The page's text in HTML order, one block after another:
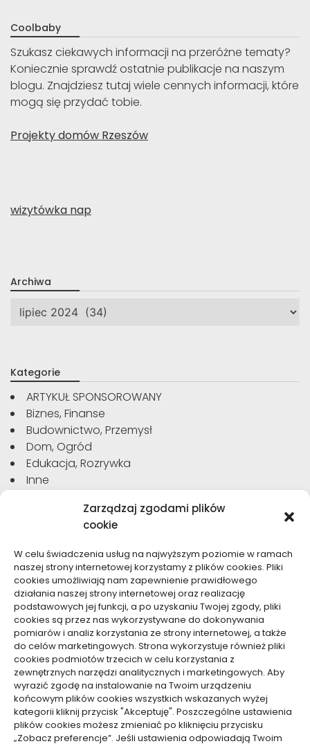
Zarządzaj zgodami plików
cookie
W celu świadczenia usług na najwyższym poziomie w ramach
naszej strony internetowej korzystamy z plików cookies. Pliki
cookies umożliwiają nam zapewnienie prawidłowego
działania naszej strony internetowej oraz realizację
podstawowych jej funkcji, a po uzyskaniu Twojej zgody, pliki
cookies są przez nas wykorzystywane do dokonywania
pomiarów i analiz korzystania ze strony internetowej, a także
do celów marketingowych. Strona wykorzystuje również pliki
cookies podmiotów trzecich w celu korzystania z
zewnętrznych narzędzi analitycznych i marketingowych. Aby
wyrazić zgodę na instalowanie na Twoim urządzeniu
końcowym plików cookies wszystkich wskazanych wyżej
kategorii kliknij przycisk "Akceptuję". Poszczególne ustawienia
plików cookies możesz zmieniać po kliknięciu przycisku
„Zobacz preferencje”. Jeśli ustawienia odpowiadają Twoim
Coolbaby
Szukasz ciekawych informacji na przeróżne tematy?
Koniecznie sprawdź ostatnie publikacje na naszym
blogu. Znajdziesz tutaj wiele cennych informacji, które
mogą się przydać tobie.
Projekty domów Rzeszów
wizytówka nap
Archiwa
Archiwa
Kategorie
ARTYKUŁ SPONSOROWANY
Biznes, Finanse
Budownictwo, Przemysł
Dom, Ogród
Edukacja, Rozrywka
Inne
Motoryzacja, Transport
Sport, Turystyka
Technologie
Usługi
Zdrowie, Medycyna
Dolącz do nas
Lubisz pisać teksty i chciałbyś się podzielić swoją
wiedzą z innymi? Dołącz do nas już teraz. Podziel się
swoją wiedzą z innymi.